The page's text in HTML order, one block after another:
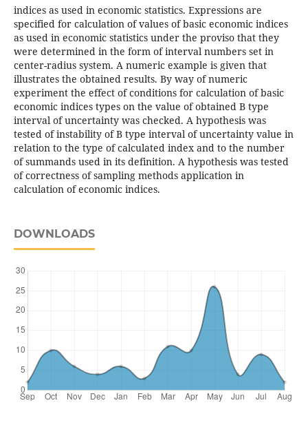
indices as used in economic statistics. Expressions are
specified for calculation of values of basic economic indices
as used in economic statistics under the proviso that they
were determined in the form of interval numbers set in
center-radius system. A numeric example is given that
illustrates the obtained results. By way of numeric
experiment the effect of conditions for calculation of basic
economic indices types on the value of obtained B type
interval of uncertainty was checked. A hypothesis was
tested of instability of B type interval of uncertainty value in
relation to the type of calculated index and to the number
of summands used in its definition. A hypothesis was tested
of correctness of sampling methods application in
calculation of economic indices.
DOWNLOADS